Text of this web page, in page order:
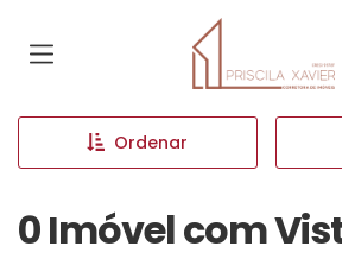
Página inicial
Ordenar
0 Imóvel com